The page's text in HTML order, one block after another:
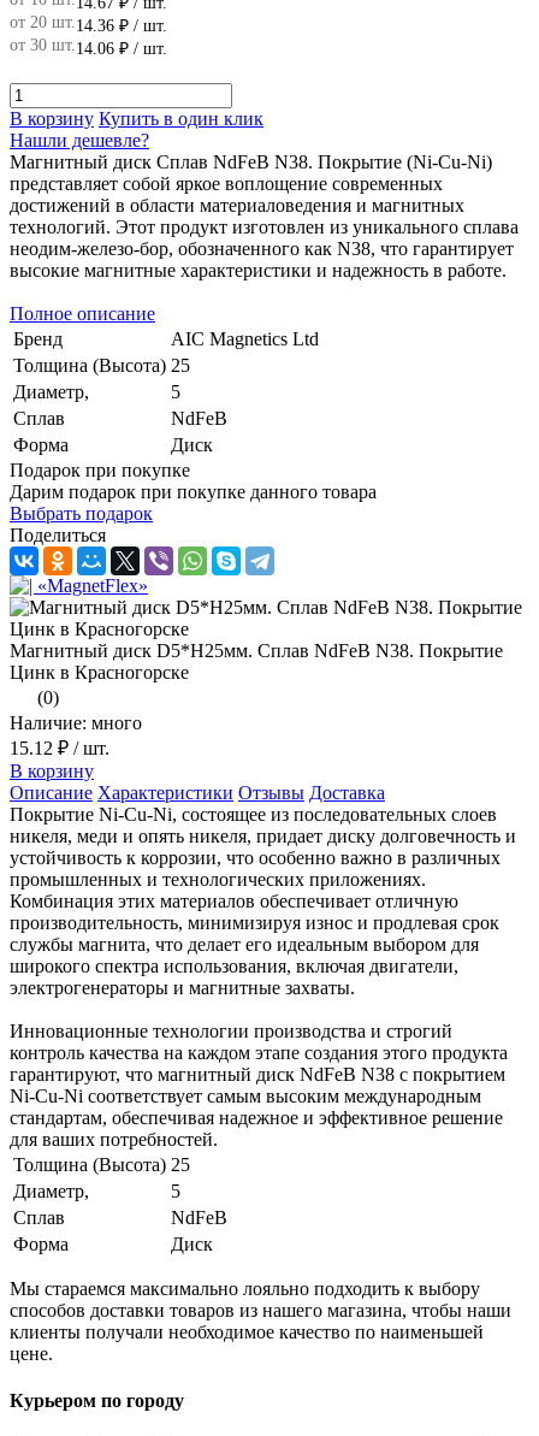
от 20 шт. 14.36 ₽ / шт.
от 30 шт. 14.06 ₽ / шт.
В корзину Купить в один клик
Нашли дешевле?
Магнитный диск Сплав NdFeB N38. Покрытие (Ni-Cu-Ni)
представляет собой яркое воплощение современных
достижений в области материаловедения и магнитных
технологий. Этот продукт изготовлен из уникального сплава
неодим-железо-бор, обозначенного как N38, что гарантирует
высокие магнитные характеристики и надежность в работе.
Полное описание
Бренд
AIC Magnetics Ltd
Толщина (Высота) 25
Диаметр,
5
Сплав
NdFeB
Форма
Диск
Подарок при покупке
Дарим подарок при покупке данного товара
Выбрать подарок
Поделиться
Магнитный диск D5*H25мм. Сплав NdFeB N38. Покрытие
Цинк в Красногорске
(0)
Наличие: много
15.12 ₽ / шт.
В корзину
Описание Характеристики Отзывы Доставка
Покрытие Ni-Cu-Ni, состоящее из последовательных слоев
никеля, меди и опять никеля, придает диску долговечность и
устойчивость к коррозии, что особенно важно в различных
промышленных и технологических приложениях.
Комбинация этих материалов обеспечивает отличную
производительность, минимизируя износ и продлевая срок
службы магнита, что делает его идеальным выбором для
широкого спектра использования, включая двигатели,
электрогенераторы и магнитные захваты.
Инновационные технологии производства и строгий
контроль качества на каждом этапе создания этого продукта
гарантируют, что магнитный диск NdFeB N38 с покрытием
Ni-Cu-Ni соответствует самым высоким международным
стандартам, обеспечивая надежное и эффективное решение
для ваших потребностей.
Толщина (Высота) 25
Диаметр,
5
Сплав
NdFeB
Форма
Диск
Мы стараемся максимально лояльно подходить к выбору
способов доставки товаров из нашего магазина, чтобы наши
клиенты получали необходимое качество по наименьшей
цене.
Курьером по городу